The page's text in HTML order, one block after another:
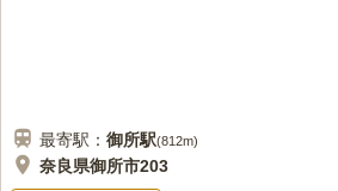
最寄駅： 御所駅(812m)
奈良県御所市203